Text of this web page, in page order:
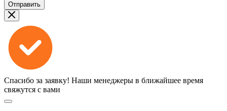
Отправить
Спасибо за заявку! Наши менеджеры в ближайшее время
свяжутся с вами